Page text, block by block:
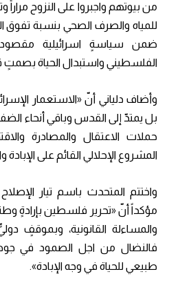
من بيوتهم واجبروا على النزوح مراراً
للمياه والصرف الصحي بنسبة تفوق
ضمن سياسةٍ اسرائيلية
الفلسطيني واستبدال الحياة
وأضاف دلياني أنّ «الاستعمار
بل يمتدّ إلى القدس وباقي أنحاء
حملات الاعتقال والمصادرة
المشروع الإحلالي القائم على الإبادة
واختتم المتحدث باسم تيار
مؤكداً أنّ «تحرير فلسطين بإرادةٍ
والمساءلة القانونية، وبموقفٍ
فالنضال من اجل الصمود في
طبيعي للحياة في وجه الإبادة».